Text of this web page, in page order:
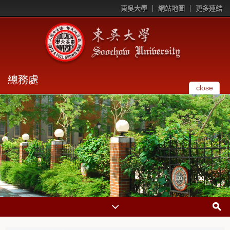
東吳大學 網站地圖 更多連結
總務處
close